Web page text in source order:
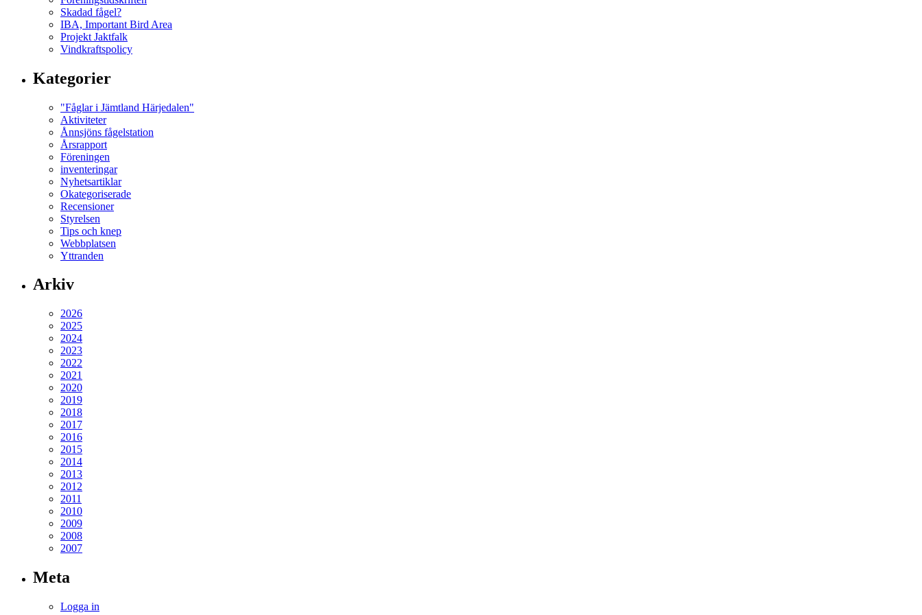
Skadad fågel?
IBA, Important Bird Area
Projekt Jaktfalk
Vindkraftspolicy
Kategorier
"Fåglar i Jämtland Härjedalen"
Aktiviteter
Ånnsjöns fågelstation
Årsrapport
Föreningen
inventeringar
Nyhetsartiklar
Okategoriserade
Recensioner
Styrelsen
Tips och knep
Webbplatsen
Yttranden
Arkiv
2026
2025
2024
2023
2022
2021
2020
2019
2018
2017
2016
2015
2014
2013
2012
2011
2010
2009
2008
2007
Meta
Logga in